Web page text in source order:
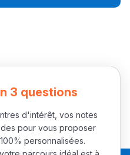
89 Interviews/Vidéos
دليل المهن
3 questions
d'intérêt, vos notes
pour vous proposer
personnalisées.